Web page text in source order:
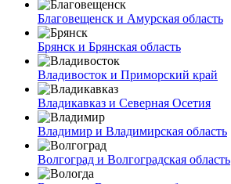
Благовещенск и Амурская область
Брянск и Брянская область
Владивосток и Приморский край
Владикавказ и Северная Осетия
Владимир и Владимирская область
Волгоград и Волгоградская область